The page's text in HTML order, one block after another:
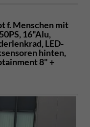
f. Menschen mit
16"Alu,
LED-
hinten,
8" +